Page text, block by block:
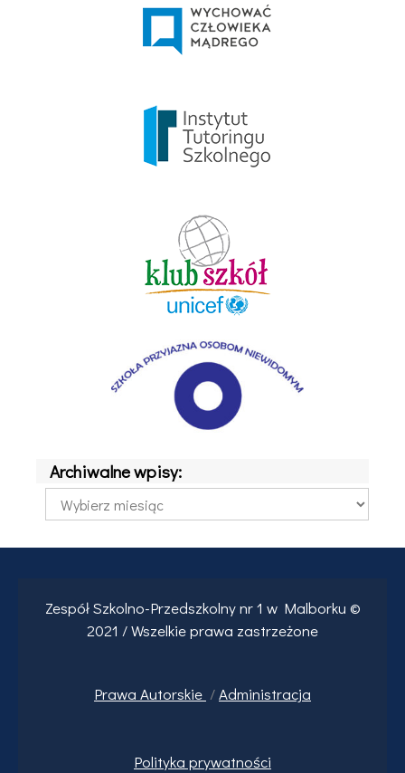
Archiwalne wpisy:
Archiwalne
wpisy:
Zespół Szkolno-Przedszkolny nr 1 w Malborku ©
2021 / Wszelkie prawa zastrzeżone
Prawa Autorskie /Administracja
Polityka prywatności